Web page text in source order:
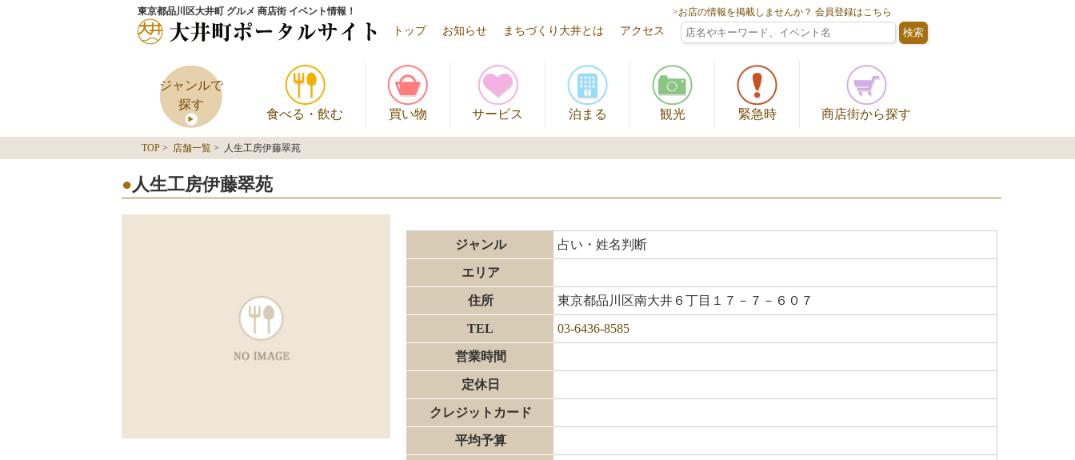
東京都品川区大井町 グルメ 商店街 イベント情報！ >お店の情報を掲載しませんか？ 会員登録はこちら
トップ お知らせ まちづくり大井とは アクセス
ジャンルで
探す
食べる・飲む 買い物 サービス 泊まる 観光 緊急時 商店街から探す
TOP > 店舗一覧 > 人生工房伊藤翠苑
人生工房伊藤翠苑
ジャンル 占い・姓名判断
エリア
住所 東京都品川区南大井６丁目１７－７－６０７
TEL 03-6436-8585
営業時間
定休日
クレジットカード
平均予算